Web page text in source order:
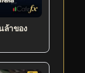
ล้าของ